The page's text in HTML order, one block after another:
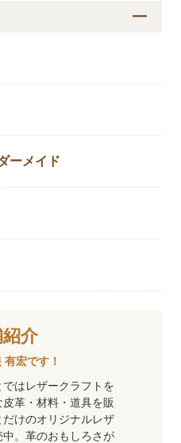
ーメイド
介
宏です！
はレザークラフトを
革・材料・道具を販
けのオリジナルレザ
。革のおもしろさが